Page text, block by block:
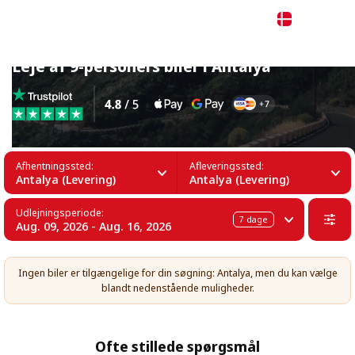
Leje af 9-personers biler i Antalya
Afhentningssted:
Antalya (Levering)
Afleveringssted:
Antalya (Levering)
Udlejningsperiode:
Aug. 09, 2026 - Aug. 16, 2026 7 dage
Ingen biler er tilgængelige for din søgning: Antalya, men du kan vælge
blandt nedenstående muligheder.
Ofte stillede spørgsmål